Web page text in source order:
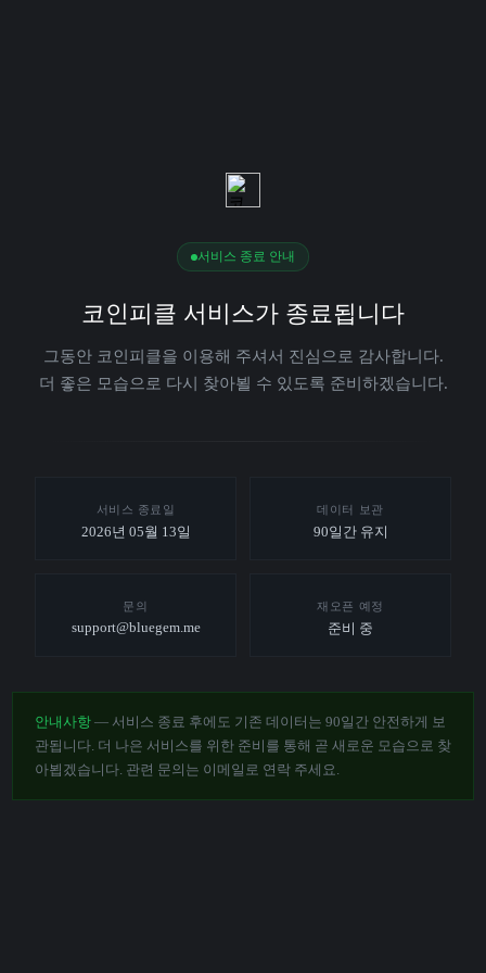
서비스 종료 안내
코인피클 서비스가 종료됩니다
그동안 코인피클을 이용해 주셔서 진심으로 감사합니다.
더 좋은 모습으로 다시 찾아뵐 수 있도록 준비하겠습니다.
서비스 종료일
2026년 05월 13일
데이터 보관
90일간 유지
문의
support@bluegem.me
재오픈 예정
준비 중
안내사항 — 서비스 종료 후에도 기존 데이터는 90일간 안전하게 보
관됩니다. 더 나은 서비스를 위한 준비를 통해 곧 새로운 모습으로 찾
아뵙겠습니다. 관련 문의는 이메일로 연락 주세요.